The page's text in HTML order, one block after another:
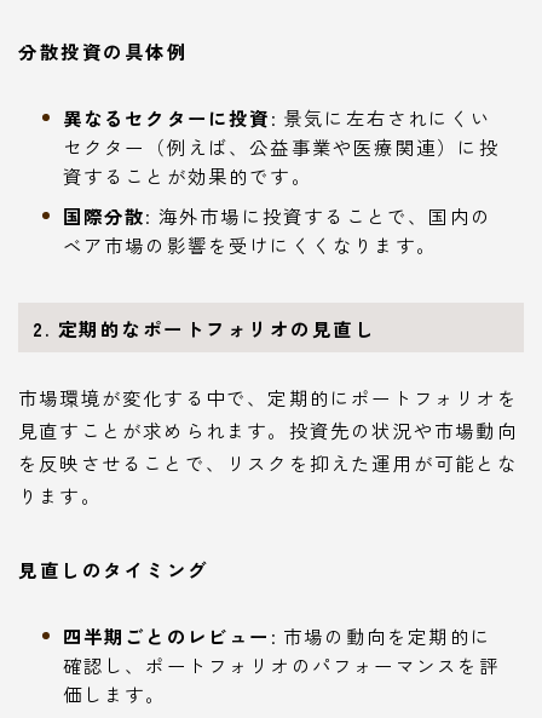
分散投資の具体例
異なるセクターに投資: 景気に左右されにくい
セクター（例えば、公益事業や医療関連）に投
資することが効果的です。
国際分散: 海外市場に投資することで、国内の
ベア市場の影響を受けにくくなります。
2. 定期的なポートフォリオの見直し
市場環境が変化する中で、定期的にポートフォリオを
見直すことが求められます。投資先の状況や市場動向
を反映させることで、リスクを抑えた運用が可能とな
ります。
見直しのタイミング
四半期ごとのレビュー : 市場の動向を定期的に
確認し、ポートフォリオのパフォーマンスを評
価します。